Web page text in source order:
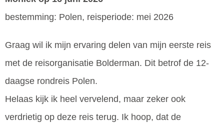
bestemming: Polen, reisperiode: mei 2026
Graag wil ik mijn ervaring delen van mijn eerste reis
met de reisorganisatie Bolderman. Dit betrof de 12-
daagse rondreis Polen.
Helaas kijk ik heel vervelend, maar zeker ook
verdrietig op deze reis terug. Ik hoop, dat de